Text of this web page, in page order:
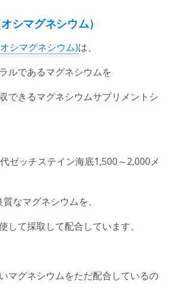
オシマグネシウム）
シマグネシウム)は、
ルであるマグネシウムを
できるマグネシウムサプリメントシ
ゼッチステイン海底1,500～2,000メ
なマグネシウムを、
して採取して配合しています。
マグネシウムをただ配合しているの